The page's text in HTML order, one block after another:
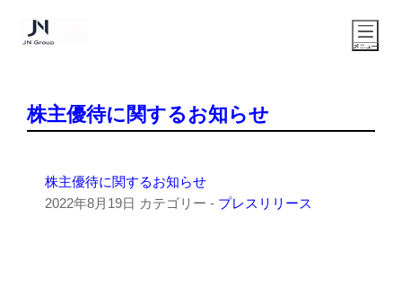
株主優待に関するお知らせ
株主優待に関するお知らせ
2022年8月19日 カテゴリー - プレスリリース